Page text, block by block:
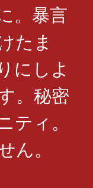
。暴言
たま
にしよ
。秘密
ティ。
ん。